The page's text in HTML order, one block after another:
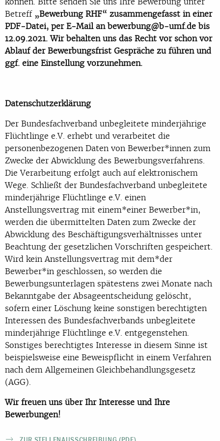
Betreff „Bewerbung RHF“ zusammengefasst in einer
PDF-Datei, per E-Mail an bewerbung@b-umf.de bis
12.09.2021. Wir behalten uns das Recht vor schon vor
Ablauf der Bewerbungsfrist Gespräche zu führen und
ggf. eine Einstellung vorzunehmen.
Datenschutzerklärung
Der Bundesfachverband unbegleitete minderjährige
Flüchtlinge e.V. erhebt und verarbeitet die
personenbezogenen Daten von Bewerber*innen zum
Zwecke der Abwicklung des Bewerbungsverfahrens.
Die Verarbeitung erfolgt auch auf elektronischem
Wege. Schließt der Bundesfachverband unbegleitete
minderjährige Flüchtlinge e.V. einen
Anstellungsvertrag mit einem*einer Bewerber*in,
werden die übermittelten Daten zum Zwecke der
Abwicklung des Beschäftigungsverhältnisses unter
Beachtung der gesetzlichen Vorschriften gespeichert.
Wird kein Anstellungsvertrag mit dem*der
Bewerber*in geschlossen, so werden die
Bewerbungsunterlagen spätestens zwei Monate nach
Bekanntgabe der Absageentscheidung gelöscht,
sofern einer Löschung keine sonstigen berechtigten
Interessen des Bundesfachverbands unbegleitete
minderjährige Flüchtlinge e.V. entgegenstehen.
Sonstiges berechtigtes Interesse in diesem Sinne ist
beispielsweise eine Beweispflicht in einem Verfahren
nach dem Allgemeinen Gleichbehandlungsgesetz
(AGG).
Wir freuen uns über Ihr Interesse und Ihre
Bewerbungen!